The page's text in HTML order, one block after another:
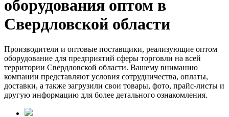
оборудования оптом в
Свердловской области
Производители и оптовые поставщики, реализующие оптом
оборудование для предприятий сферы торговли на всей
территории Свердловской области. Вашему вниманию
компании представляют условия сотрудничества, оплаты,
доставки, а также загрузили свои товары, фото, прайс-листы и
другую информацию для более детального ознакомления.